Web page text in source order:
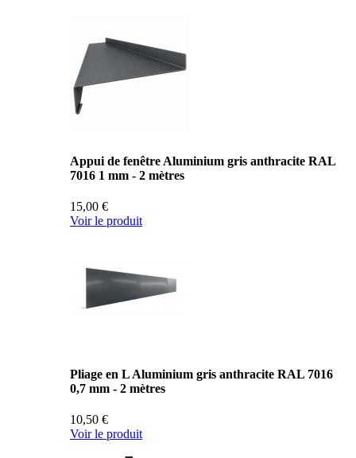
Appui de fenêtre Aluminium gris anthracite RAL
7016 1 mm - 2 mètres
15,00 €
Voir le produit
Pliage en L Aluminium gris anthracite RAL 7016
0,7 mm - 2 mètres
10,50 €
Voir le produit